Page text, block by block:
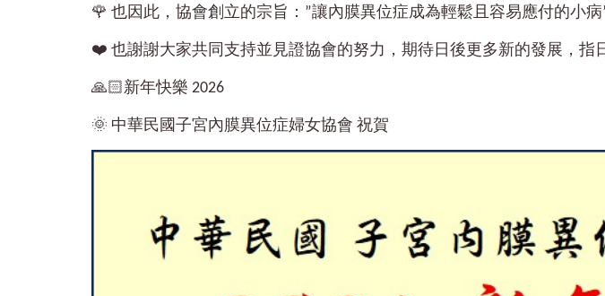
🌹 也因此，協會創立的宗旨：”讓內膜異位症成為輕鬆且容易應付的小病
❤️ 也謝謝大家共同支持並見證協會的努力，期待日後更多新的發展，指
🙏🏻新年快樂 2026
🌞 中華民國子宮內膜異位症婦女協會 祝賀